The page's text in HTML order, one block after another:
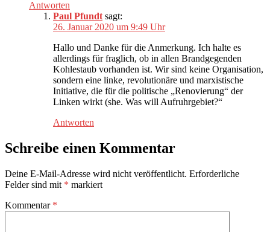
Antworten
Paul Pfundt sagt:
26. Januar 2020 um 9:49 Uhr
Hallo und Danke für die Anmerkung. Ich halte es
allerdings für fraglich, ob in allen Brandgegenden
Kohlestaub vorhanden ist. Wir sind keine Organisation,
sondern eine linke, revolutionäre und marxistische
Initiative, die für die politische „Renovierung“ der
Linken wirkt (she. Was will Aufruhrgebiet?“
Antworten
Schreibe einen Kommentar
Deine E-Mail-Adresse wird nicht veröffentlicht. Erforderliche
Felder sind mit * markiert
Kommentar *